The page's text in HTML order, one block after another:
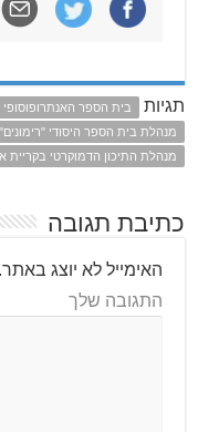
תגיות בית הספר
מנהלת בית הספר היסודי "רימונים"
מנהלת התיכון הדמוקרטי בקריית
כתיבת תגובה
האימייל לא יוצג באתר.
התגובה שלך